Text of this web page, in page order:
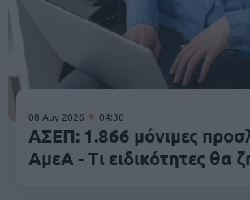
08 Αυγ 2026 04:30
ΑΣΕΠ: 1.866 μόνιμες
ΑμεΑ - Τι ειδικότητες θα